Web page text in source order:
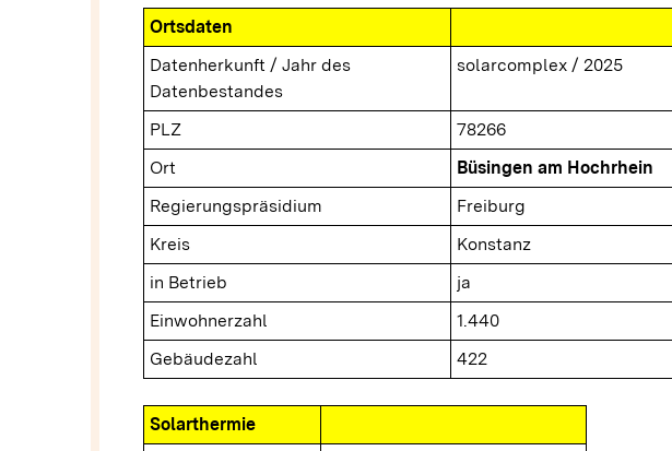
Ortsdaten
Datenherkunft / Jahr des
Datenbestandes
solarcomplex / 2025
PLZ
78266
Ort
Büsingen am Hochrhein
Regierungspräsidium
Freiburg
Kreis
Konstanz
in Betrieb
ja
Einwohnerzahl
1.440
Gebäudezahl
422
Solarthermie